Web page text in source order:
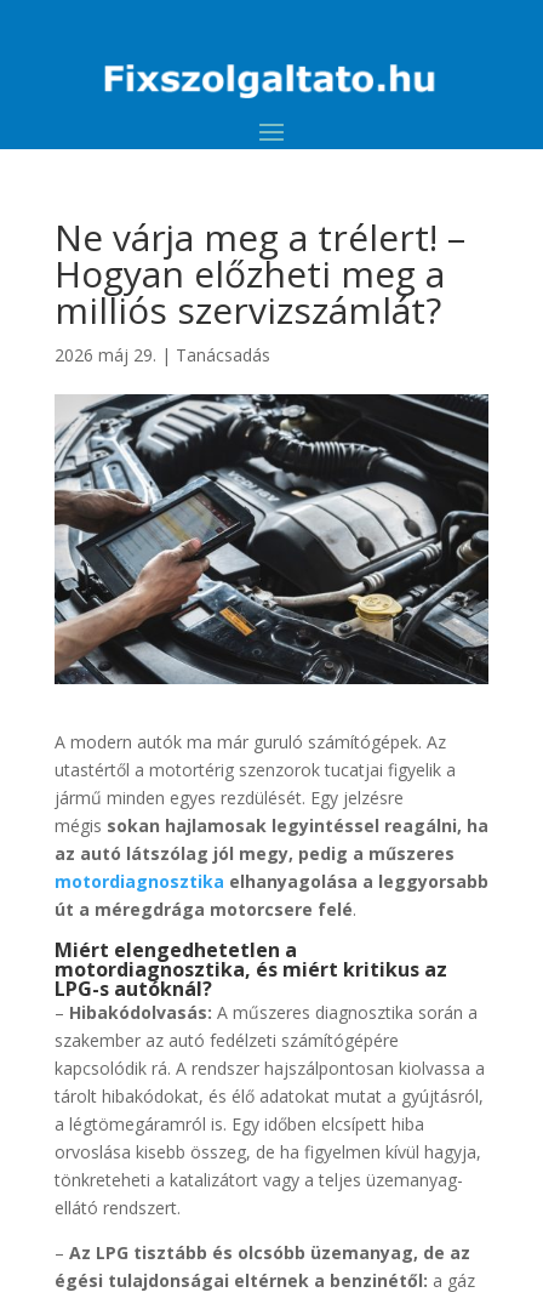
Ne várja meg a trélert! –
Hogyan előzheti meg a
milliós szervizszámlát?
2026 máj 29. | Tanácsadás
A modern autók ma már guruló számítógépek. Az
utastértől a motortérig szenzorok tucatjai figyelik a
jármű minden egyes rezdülését. Egy jelzésre
mégis sokan hajlamosak legyintéssel reagálni, ha
az autó látszólag jól megy, pedig a műszeres
motordiagnosztika elhanyagolása a leggyorsabb
út a méregdrága motorcsere felé.
Miért elengedhetetlen a
motordiagnosztika, és miért kritikus az
LPG-s autóknál?
– Hibakódolvasás: A műszeres diagnosztika során a
szakember az autó fedélzeti számítógépére
kapcsolódik rá. A rendszer hajszálpontosan kiolvassa a
tárolt hibakódokat, és élő adatokat mutat a gyújtásról,
a légtömegáramról is. Egy időben elcsípett hiba
orvoslása kisebb összeg, de ha figyelmen kívül hagyja,
tönkreteheti a katalizátort vagy a teljes üzemanyag-
ellátó rendszert.
– Az LPG tisztább és olcsóbb üzemanyag, de az
égési tulajdonságai eltérnek a benzinétől: a gáz